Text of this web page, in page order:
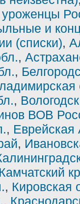
и
(списки),
,
,
,
ВОВ
,
,
Камчатский
, Кировская
,